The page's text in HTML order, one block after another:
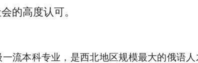
的高度认可。
流本科专业，是西北地区规模最大的俄语